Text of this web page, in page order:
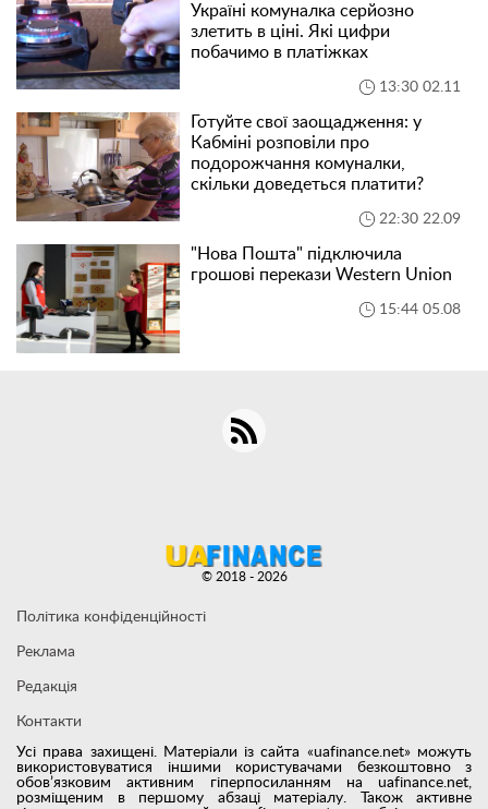
Україні комуналка серйозно
злетить в ціні. Які цифри
побачимо в платіжках
13:30 02.11
Готуйте свої заощадження: у
Кабміні розповіли про
подорожчання комуналки,
скільки доведеться платити?
22:30 22.09
"Нова Пошта" підключила
грошові перекази Western Union
15:44 05.08
Усі права захищені. Матеріали із сайта «uafinance.net» можуть
використовуватися іншими користувачами безкоштовно з
обов’язковим активним гіперпосиланням на uafinance.net,
розміщеним в першому абзаці матеріалу. Також активне
Політика конфіденційності
Реклама
Редакція
Контакти
© 2018 - 2026